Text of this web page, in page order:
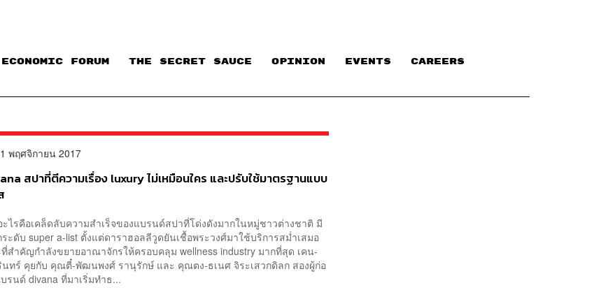
ECONOMIC FORUM THE SECRET SAUCE​ OPINION EVENTS CAREERS
พฤศจิกายน 2017
สปาที่ตีความเรื่อง luxury ไม่เหมือนใคร และปรับใช้มาตรฐานแบบ
ไรคือเคล็ดลับความสำเร็จของแบรนด์สปาที่โด่งดังมากในหมู่ชาวต่างชาติ มี
ะดับ super a-list ตั้งแต่ดาราฮอลลีวูดยันเชื้อพระวงศ์มาใช้บริการสม่ำเสมอ
สำคัญกำลังขยายอาณาจักรให้ครอบคลุม wellness industry มากที่สุด เคน-
ทร์ คุยกับ คุณตี๋-พัฒนพงศ์ รานุรักษ์ และ คุณตง-ธเนศ จิระเสวกดิลก สองผู้ก่อ
รนด์ divana ที่มาเริ่มทำธ...